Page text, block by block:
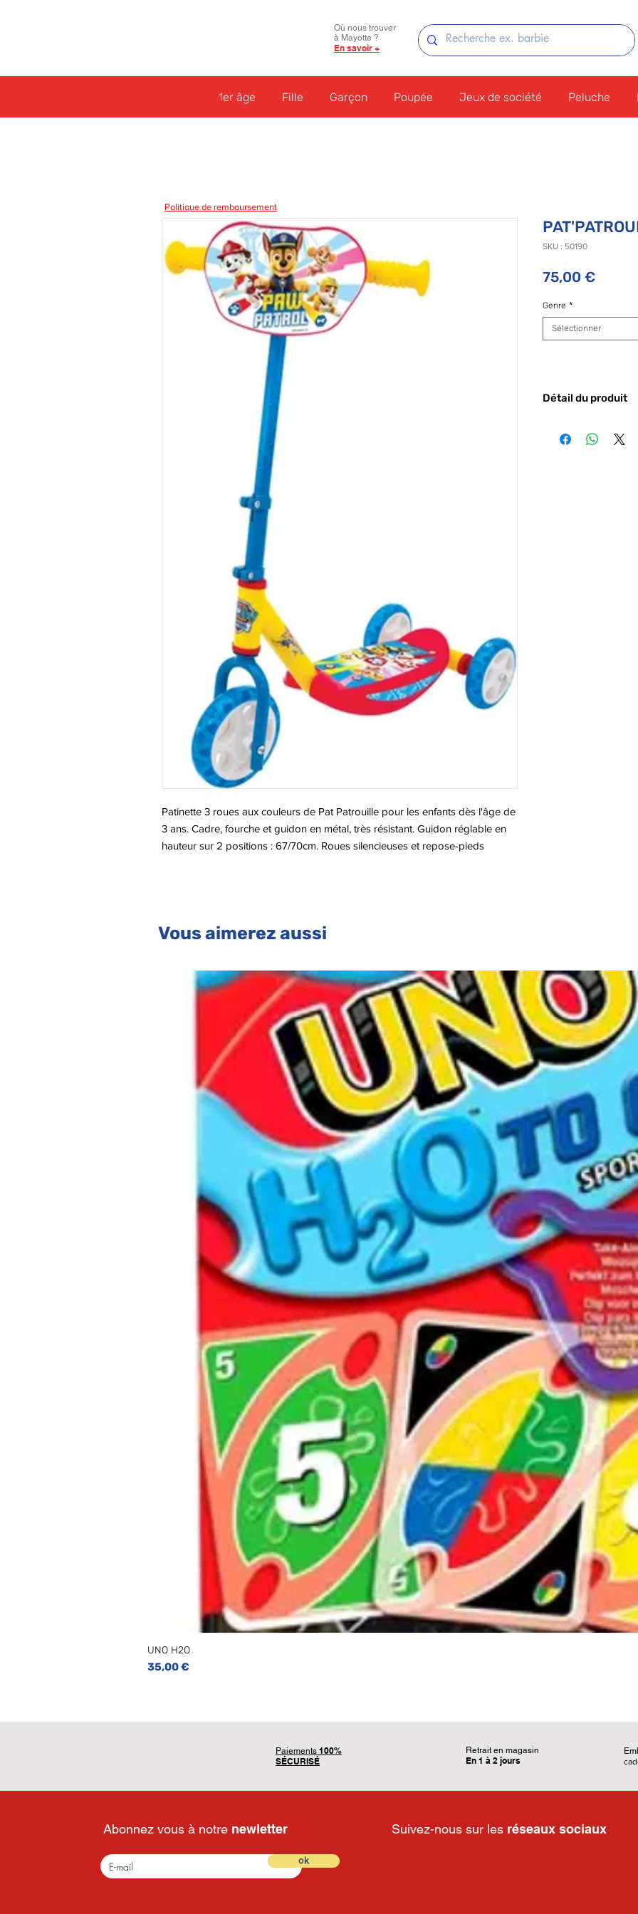
Où nous trouver
à Mayotte ?
En savoir +
1er âge Fille Garçon Poupée Jeux de société Peluche
Patinette 3 roues aux couleurs de Pat Patrouille pour les enfants dès l'âge de
3 ans. Cadre, fourche et guidon en métal, très résistant. Guidon réglable en
hauteur sur 2 positions : 67/70cm. Roues silencieuses et repose-pieds
SKU : 50190
75,00 €Prix
Genre *
Sélectionner
Détail du produit
Politique de remboursement
Vous aimerez aussi
UNO H2O
Prix
35,00 €
Paiements 100%
SÉCURISÉ
Retrait en magasin
En 1 à 2 jours
Suivez-nous sur les réseaux sociaux
ok
Abonnez vous à notre newletter